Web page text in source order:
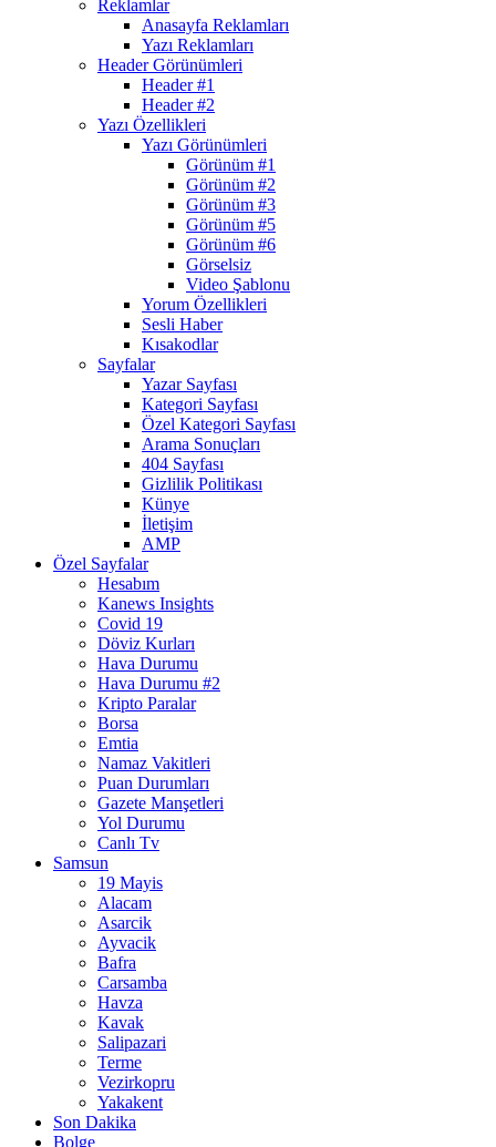
Reklamlar
Anasayfa Reklamları
Yazı Reklamları
Header Görünümleri
Header #1
Header #2
Yazı Özellikleri
Yazı Görünümleri
Görünüm #1
Görünüm #2
Görünüm #3
Görünüm #5
Görünüm #6
Görselsiz
Video Şablonu
Yorum Özellikleri
Sesli Haber
Kısakodlar
Sayfalar
Yazar Sayfası
Kategori Sayfası
Özel Kategori Sayfası
Arama Sonuçları
404 Sayfası
Gizlilik Politikası
Künye
İletişim
AMP
Özel Sayfalar
Hesabım
Kanews Insights
Covid 19
Döviz Kurları
Hava Durumu
Hava Durumu #2
Kripto Paralar
Borsa
Emtia
Namaz Vakitleri
Puan Durumları
Gazete Manşetleri
Yol Durumu
Canlı Tv
Samsun
19 Mayis
Alacam
Asarcik
Ayvacik
Bafra
Carsamba
Havza
Kavak
Salipazari
Terme
Vezirkopru
Yakakent
Son Dakika
Bolge